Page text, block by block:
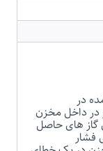
در
در داخل مخزن
گاز های حاصل
فشار